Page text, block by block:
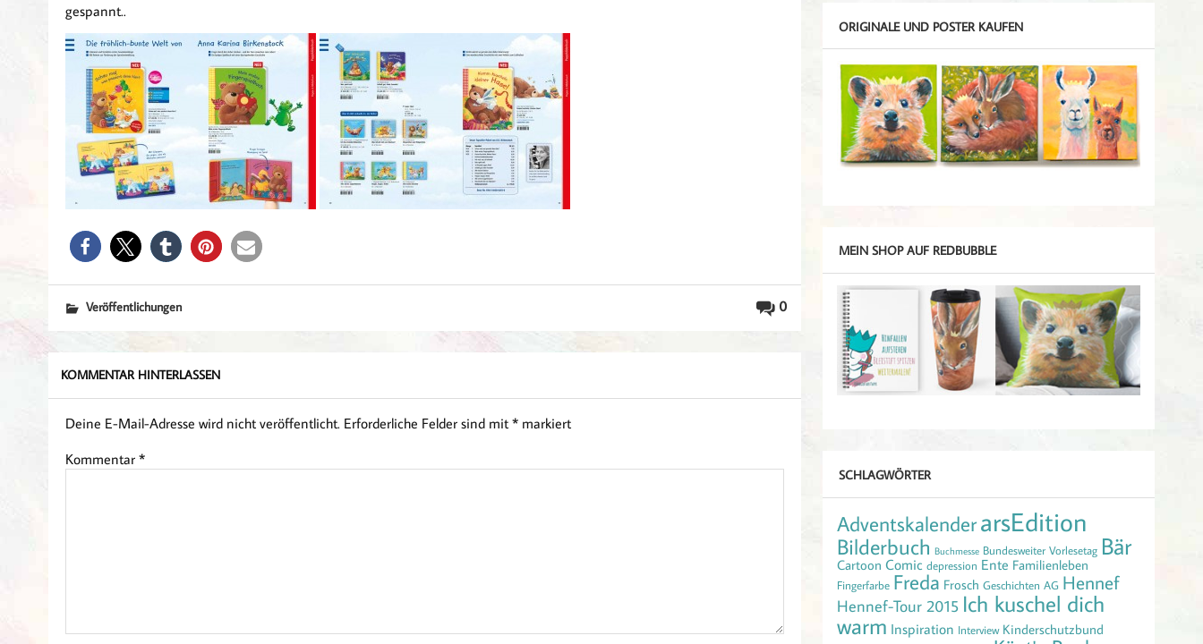
gespannt..
0
Veröffentlichungen
KOMMENTAR HINTERLASSEN
Deine E-Mail-Adresse wird nicht veröffentlicht. Erforderliche Felder sind mit *markiert
Kommentar *
ORIGINALE UND POSTER KAUFEN
MEIN SHOP AUF REDBUBBLE
SCHLAGWÖRTER
AdventskalenderarsEdition
Bilderbuch Buchmesse Bundesweiter Vorlesetag Bär
Cartoon Comic depression Ente Familienleben
Fingerfarbe Freda Frosch Geschichten AG Hennef
Hennef-Tour 2015 Ich kuschel dich
warm Inspiration Interview Kinderschutzbund